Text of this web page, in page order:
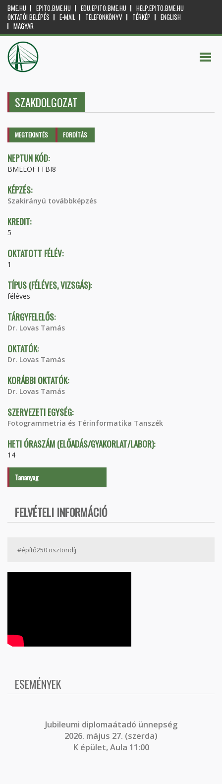
BME.HU EPITO.BME.HU EDU.EPITO.BME.HU
HELP.EPITO.BME.HU
OKTATÓI BELÉPÉS
E-MAIL TELEFONKÖNYV TÉRKÉP
ENGLISH
MAGYAR
SZAKDOLGOZAT
Elsődleges fülek
MEGTEKINTÉS (AKTÍVFORDÍTÁS
NEPTUN KÓD:
BMEEOFTTBI8
KÉPZÉS:
Szakirányú továbbképzés
KREDIT:
5
OKTATOTT FÉLÉV:
1
TÍPUS (FÉLÉVES, VIZSGÁS):
féléves
TÁRGYFELELŐS:
Dr. Lovas Tamás
OKTATÓK:
Dr. Lovas Tamás
KORÁBBI OKTATÓK:
Dr. Lovas Tamás
SZERVEZETI EGYSÉG:
Fotogrammetria és Térinformatika Tanszék
HETI ÓRASZÁM (ELŐADÁS/GYAKORLAT/LABOR):
14
Tananyag
FELVÉTELI INFORMÁCIÓ
#építő250 ösztöndíj
ESEMÉNYEK
Jubileumi diplomaátadó ünnepség
2026. május 27. (szerda)
K épület, Aula 11:00